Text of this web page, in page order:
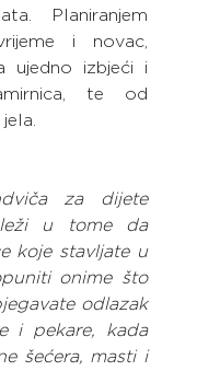
Planiranjem
i novac,
ujedno izbjeći i
te od
za dijete
u tome da
koje stavljate u
onime što
odlazak
i pekare, kada
šećera, masti i